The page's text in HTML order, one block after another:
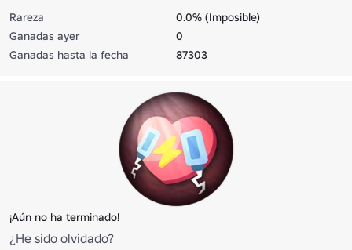
Rareza
0.0% (Imposible)
Ganadas ayer
0
Ganadas hasta la fecha
87303
¡Aún no ha terminado!
¿He sido olvidado?